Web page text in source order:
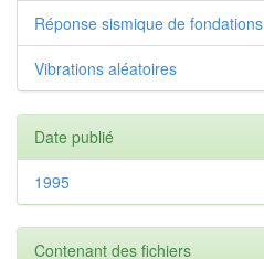
Réponse sismique de fondations
Vibrations aléatoires
Date publié
1995
Contenant des fichiers